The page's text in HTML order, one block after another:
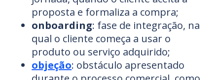
proposta e formaliza a compra;
onboarding: fase de integração, na
qual o cliente começa a usar o
produto ou serviço adquirido;
objeção: obstáculo apresentado